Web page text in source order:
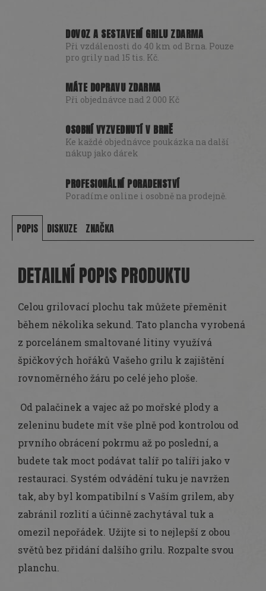
DOVOZ A SESTAVENÍ GRILU ZDARMA
Při vzdálenosti do 40 km od Brna. Pouze
pro grily nad 15 tis. Kč.
MÁTE DOPRAVU ZDARMA
Při objednávce nad 2 000 Kč
OSOBNÍ VYZVEDNUTÍ V BRNĚ
Ke každé objednávce poukázka na další
nákup jako dárek
PROFESIONÁLNÍ PORADENSTVÍ
Poradíme online i osobně na prodejně.
POPIS DISKUZE ZNAČKA
DETAILNÍ POPIS PRODUKTU
Celou grilovací plochu tak můžete přeměnit
během několika sekund. Tato plancha vyrobená
z porcelánem smaltované litiny využívá
špičkových hořáků Vašeho grilu k zajištění
rovnoměrného žáru po celé jeho ploše.
Od palačinek a vajec až po mořské plody a
zeleninu budete mít vše plně pod kontrolou od
prvního obrácení pokrmu až po poslední, a
budete tak moct podávat talíř po talíři jako v
restauraci. Systém odvádění tuku je navržen
tak, aby byl kompatibilní s Vaším grilem, aby
zabránil rozlití a účinně zachytával tuk a
omezil nepořádek. Užijte si to nejlepší z obou
světů bez přidání dalšího grilu. Rozpalte svou
planchu.